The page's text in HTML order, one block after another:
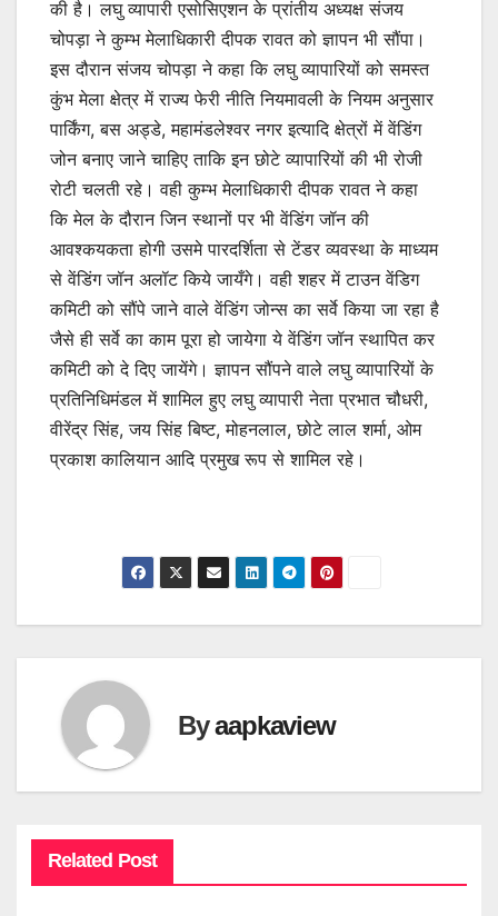
की है। लघु व्यापारी एसोसिएशन के प्रांतीय अध्यक्ष संजय
चोपड़ा ने कुम्भ मेलाधिकारी दीपक रावत को ज्ञापन भी सौंपा।
इस दौरान संजय चोपड़ा ने कहा कि लघु व्यापारियों को समस्त
कुंभ मेला क्षेत्र में राज्य फेरी नीति नियमावली के नियम अनुसार
पार्किंग, बस अड्डे, महामंडलेश्वर नगर इत्यादि क्षेत्रों में वेंडिंग
जोन बनाए जाने चाहिए ताकि इन छोटे व्यापारियों की भी रोजी
रोटी चलती रहे। वही कुम्भ मेलाधिकारी दीपक रावत ने कहा
कि मेल के दौरान जिन स्थानों पर भी वेंडिंग जॉन की
आवश्कयकता होगी उसमे पारदर्शिता से टेंडर व्यवस्था के माध्यम
से वेंडिंग जॉन अलॉट किये जायँगे। वही शहर में टाउन वेंडिग
कमिटी को सौंपे जाने वाले वेंडिंग जोन्स का सर्वे किया जा रहा है
जैसे ही सर्वे का काम पूरा हो जायेगा ये वेंडिंग जॉन स्थापित कर
कमिटी को दे दिए जायेंगे। ज्ञापन सौंपने वाले लघु व्यापारियों के
प्रतिनिधिमंडल में शामिल हुए लघु व्यापारी नेता प्रभात चौधरी,
वीरेंद्र सिंह, जय सिंह बिष्ट, मोहनलाल, छोटे लाल शर्मा, ओम
प्रकाश कालियान आदि प्रमुख रूप से शामिल रहे।
Byaapkaview
Related Post